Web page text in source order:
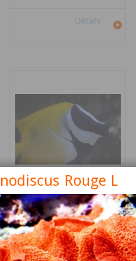
Détails
Siganus vulpinus
Détails
Rouge L